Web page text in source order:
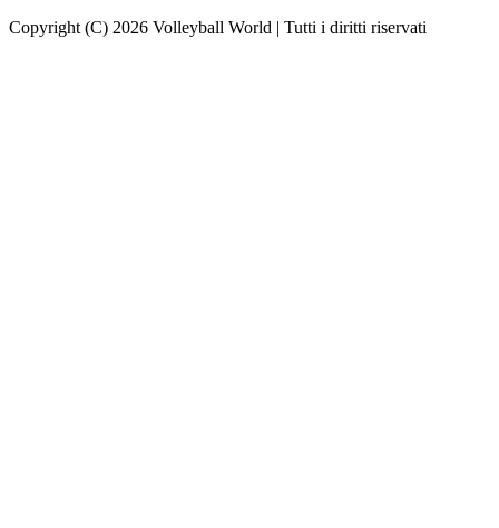
Copyright (C) 2026 Volleyball World | Tutti i diritti riservati